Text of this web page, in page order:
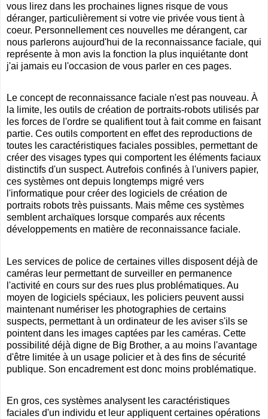
vous lirez dans les prochaines lignes risque de vous
déranger, particulièrement si votre vie privée vous tient à
coeur. Personnellement ces nouvelles me dérangent, car
nous parlerons aujourd'hui de la reconnaissance faciale, qui
représente à mon avis la fonction la plus inquiétante dont
j'ai jamais eu l'occasion de vous parler en ces pages.
Le concept de reconnaissance faciale n'est pas nouveau. À
la limite, les outils de création de portraits-robots utilisés par
les forces de l'ordre se qualifient tout à fait comme en faisant
partie. Ces outils comportent en effet des reproductions de
toutes les caractéristiques faciales possibles, permettant de
créer des visages types qui comportent les éléments faciaux
distinctifs d'un suspect. Autrefois confinés à l'univers papier,
ces systèmes ont depuis longtemps migré vers
l'informatique pour créer des logiciels de création de
portraits robots très puissants. Mais même ces systèmes
semblent archaïques lorsque comparés aux récents
développements en matière de reconnaissance faciale.
Les services de police de certaines villes disposent déjà de
caméras leur permettant de surveiller en permanence
l'activité en cours sur des rues plus problématiques. Au
moyen de logiciels spéciaux, les policiers peuvent aussi
maintenant numériser les photographies de certains
suspects, permettant à un ordinateur de les aviser s'ils se
pointent dans les images captées par les caméras. Cette
possibilité déjà digne de Big Brother, a au moins l'avantage
d'être limitée à un usage policier et à des fins de sécurité
publique. Son encadrement est donc moins problématique.
En gros, ces systèmes analysent les caractéristiques
faciales d'un individu et leur appliquent certaines opérations